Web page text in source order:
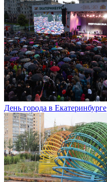
День города в Екатеринбурге